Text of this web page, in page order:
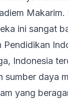
Makarim.
ini sangat
Pendidikan
Indonesia
sumber daya
yang